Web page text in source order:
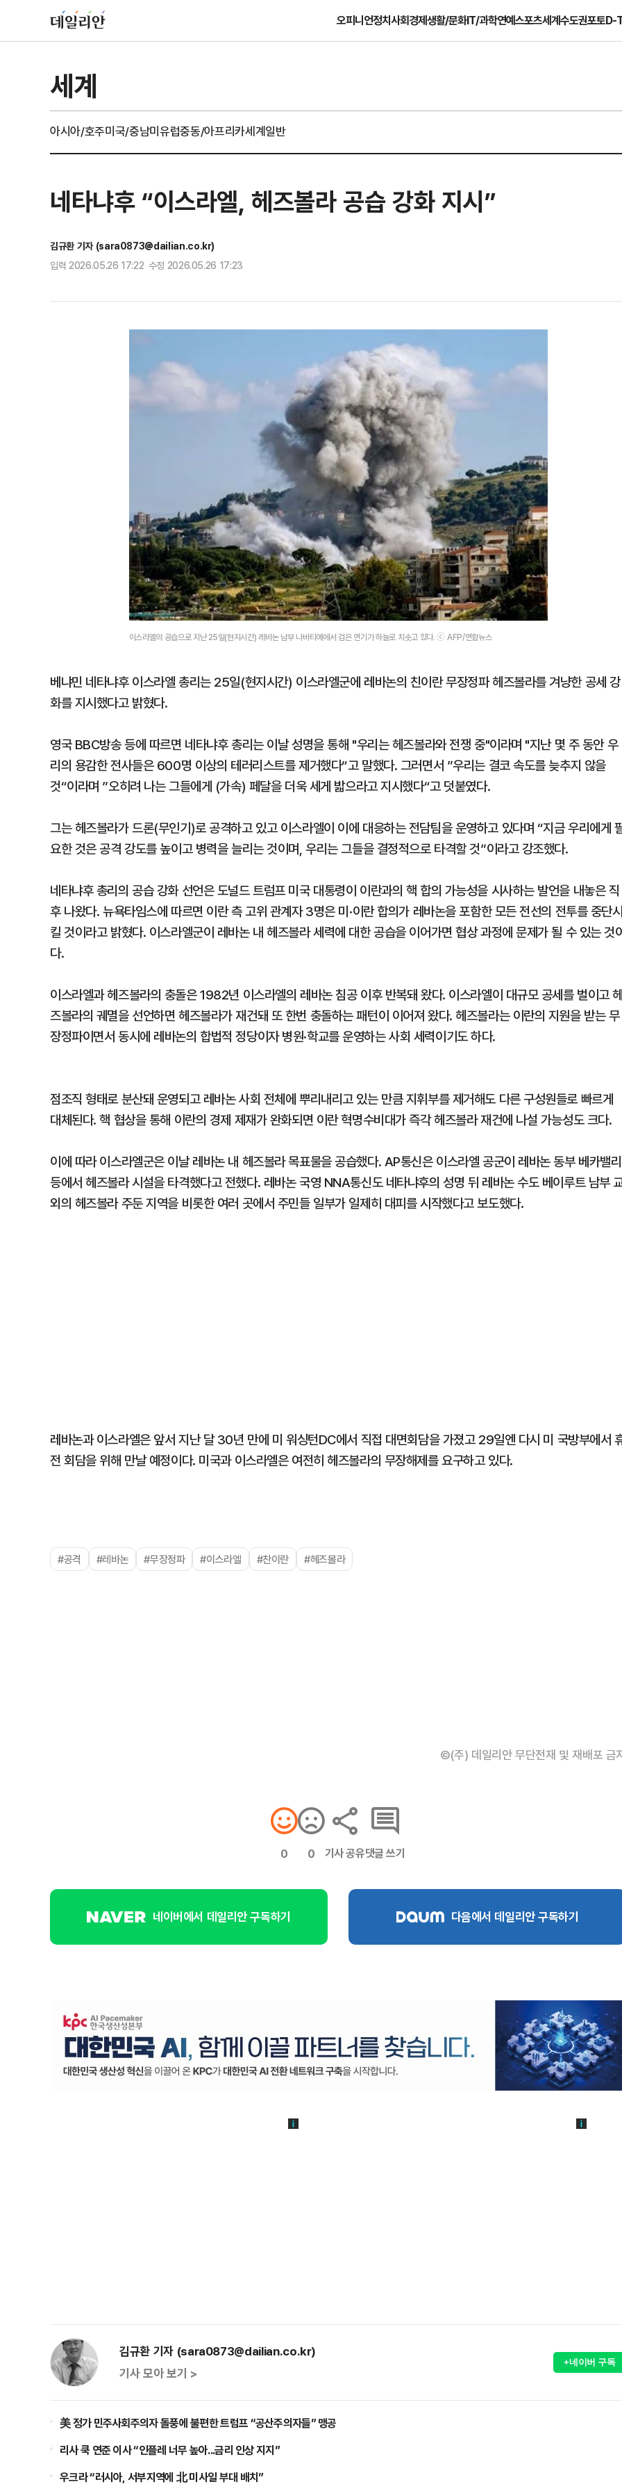
오피니언정치사회경제생활/문화IT/과학연예스포츠세계수도권포토D-
세계
아시아/호주미국/중남미유럽중동/아프리카세계일반
네타냐후 “이스라엘, 헤즈볼라 공습 강화 지시”
김규환 기자 (sara0873@dailian.co.kr)
입력 2026.05.26 17:22 수정 2026.05.26 17:23
이스라엘의 공습으로 지난 25일(현지시간) 레바논 남부 나바티예에서 검은 연기가 하늘로 치솟고 있다. ⓒ AFP/연합뉴스
베냐민 네타냐후 이스라엘 총리는 25일(현지시간) 이스라엘군에 레바논의 친이란 무장정파 헤즈볼라를 겨냥한 공세 강
화를 지시했다고 밝혔다.
영국 BBC방송 등에 따르면 네타냐후 총리는 이날 성명을 통해 "우리는 헤즈볼라와 전쟁 중"이라며 "지난 몇 주 동안 우
리의 용감한 전사들은 600명 이상의 테러리스트를 제거했다“고 말했다. 그러면서 ”우리는 결코 속도를 늦추지 않을
것“이라며 ”오히려 나는 그들에게 (가속) 페달을 더욱 세게 밟으라고 지시했다“고 덧붙였다.
그는 헤즈볼라가 드론(무인기)로 공격하고 있고 이스라엘이 이에 대응하는 전담팀을 운영하고 있다며 “지금 우리에게
요한 것은 공격 강도를 높이고 병력을 늘리는 것이며, 우리는 그들을 결정적으로 타격할 것”이라고 강조했다.
네타냐후 총리의 공습 강화 선언은 도널드 트럼프 미국 대통령이 이란과의 핵 합의 가능성을 시사하는 발언을 내놓은 직
후 나왔다. 뉴욕타임스에 따르면 이란 측 고위 관계자 3명은 미·이란 합의가 레바논을 포함한 모든 전선의 전투를 중단
킬 것이라고 밝혔다. 이스라엘군이 레바논 내 헤즈볼라 세력에 대한 공습을 이어가면 협상 과정에 문제가 될 수 있는 것
다.
이스라엘과 헤즈볼라의 충돌은 1982년 이스라엘의 레바논 침공 이후 반복돼 왔다. 이스라엘이 대규모 공세를 벌이고
즈볼라의 궤멸을 선언하면 헤즈볼라가 재건돼 또 한번 충돌하는 패턴이 이어져 왔다. 헤즈볼라는 이란의 지원을 받는 무
장정파이면서 동시에 레바논의 합법적 정당이자 병원·학교를 운영하는 사회 세력이기도 하다.
점조직 형태로 분산돼 운영되고 레바논 사회 전체에 뿌리내리고 있는 만큼 지휘부를 제거해도 다른 구성원들로 빠르게
대체된다. 핵 협상을 통해 이란의 경제 제재가 완화되면 이란 혁명수비대가 즉각 헤즈볼라 재건에 나설 가능성도 크다.
이에 따라 이스라엘군은 이날 레바논 내 헤즈볼라 목표물을 공습했다. AP통신은 이스라엘 공군이 레바논 동부 베카밸리
등에서 헤즈볼라 시설을 타격했다고 전했다. 레바논 국영 NNA통신도 네타냐후의 성명 뒤 레바논 수도 베이루트 남부
외의 헤즈볼라 주둔 지역을 비롯한 여러 곳에서 주민들 일부가 일제히 대피를 시작했다고 보도했다.
레바논과 이스라엘은 앞서 지난 달 30년 만에 미 워싱턴DC에서 직접 대면회담을 가졌고 29일엔 다시 미 국방부에서
전 회담을 위해 만날 예정이다. 미국과 이스라엘은 여전히 헤즈볼라의 무장해제를 요구하고 있다.
#공격 #레바논 #무장정파 #이스라엘 #찬이란 #헤즈볼라
©(주) 데일리안 무단전재 및 재배포 금
0 0 기사 공유댓글 쓰기
네이버에서 데일리안 구독하기 다음에서 데일리안 구독하기
김규환 기자 (sara0873@dailian.co.kr)
기사 모아 보기 >
+네이버 구독
美 정가 민주사회주의자 돌풍에 불편한 트럼프 “공산주의자들” 맹공
리사 쿡 연준 이사 “인플레 너무 높아...금리 인상 지지”
우크라 “러시아, 서부지역에 北 미사일 부대 배치”